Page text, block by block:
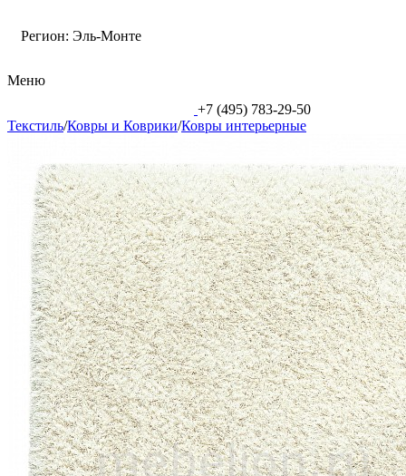
Регион: Эль-Монте
Меню
+7 (495) 783-29-50
Текстиль/Ковры и Коврики/Ковры интерьерные